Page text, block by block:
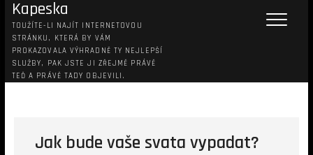
Kapeska
TOUŽÍTE-LI NAJÍT INTERNETOVOU
STRÁNKU, KTERÁ BY VÁM
PROKAZOVALA VÝHRADNĚ TY NEJLEPŠÍ
SLUŽBY, PAK JSTE JI ZŘEJMĚ PRÁVĚ
TEĎ A PRÁVĚ TADY OBJEVILI.
Jak bude vaše svata vypadat?